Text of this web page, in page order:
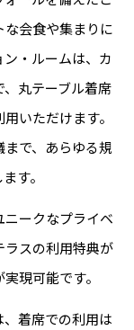
会食や集まりに
・ルームは、カ
丸テーブル着席
いただけます。
で、あらゆる規
ます。
ークなプライベ
ラスの利用特典が
現可能です。
着席での利用は